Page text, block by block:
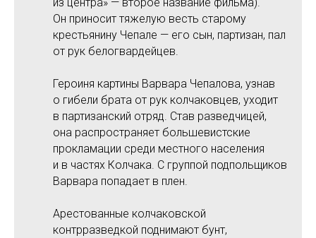
Он приносит тяжелую весть старому
крестьянину Чепале — его сын, партизан, пал
от рук белогвардейцев.
Героиня картины Варвара Чепалова, узнав
о гибели брата от рук колчаковцев, уходит
в партизанский отряд. Став разведчицей,
она распространяет большевистские
прокламации среди местного населения
и в частях Колчака. С группой подпольщиков
Варвара попадает в плен.
Арестованные колчаковской
контрразведкой поднимают бунт,